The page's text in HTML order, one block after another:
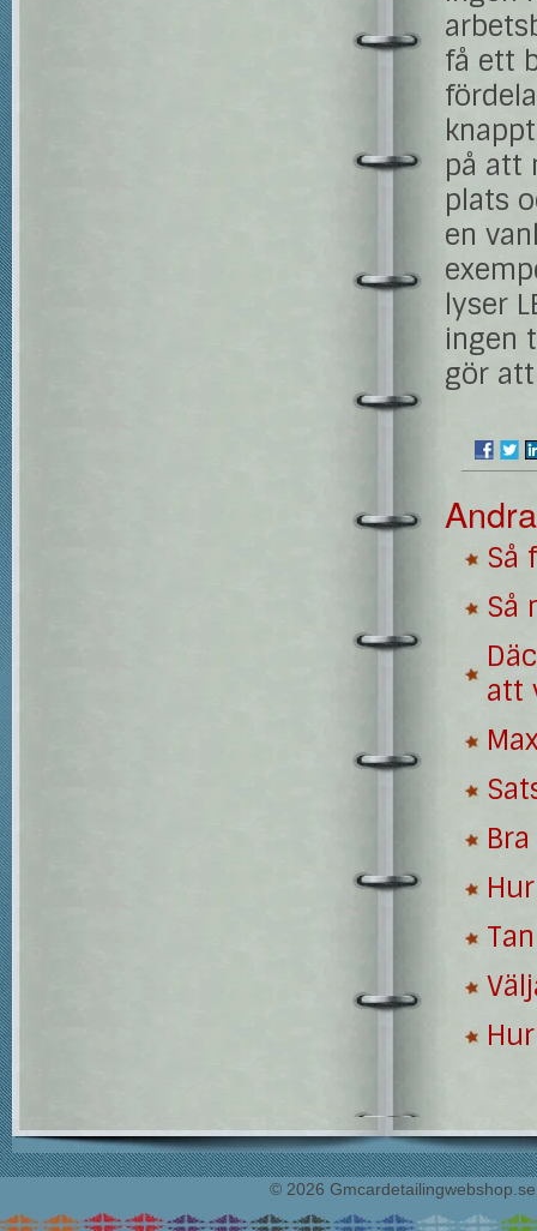
få ett
på att
plats
en
lyser
ingen
gör
Så
Så
att
© 2026